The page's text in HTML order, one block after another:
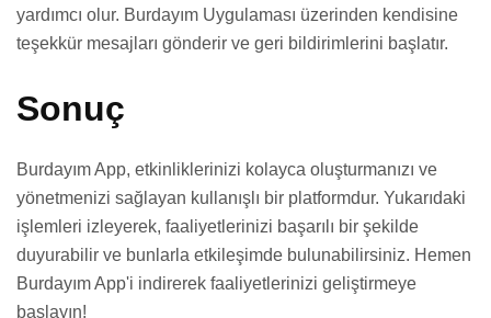
yardımcı olur. Burdayım Uygulaması üzerinden kendisine
teşekkür mesajları gönderir ve geri bildirimlerini başlatır.
Sonuç
Burdayım App, etkinliklerinizi kolayca oluşturmanızı ve
yönetmenizi sağlayan kullanışlı bir platformdur. Yukarıdaki
işlemleri izleyerek, faaliyetlerinizi başarılı bir şekilde
duyurabilir ve bunlarla etkileşimde bulunabilirsiniz. Hemen
Burdayım App'i indirerek faaliyetlerinizi geliştirmeye
başlayın!